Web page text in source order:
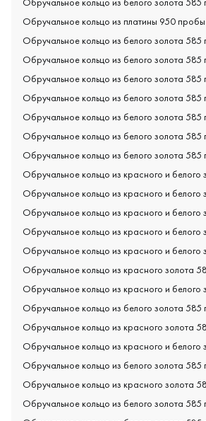
Обручальное кольцо из платины 950 пробы
Обручальное кольцо из белого золота
Обручальное кольцо из белого золота
Обручальное кольцо из белого золота
Обручальное кольцо из белого золота
Обручальное кольцо из белого золота
Обручальное кольцо из белого золота
Обручальное кольцо из белого золота
Обручальное кольцо из красного и
Обручальное кольцо из красного и
Обручальное кольцо из красного и
Обручальное кольцо из красного и
Обручальное кольцо из красного и
Обручальное кольцо из красного золота
Обручальное кольцо из красного и
Обручальное кольцо из белого золота
Обручальное кольцо из красного золота
Обручальное кольцо из красного и
Обручальное кольцо из белого золота
Обручальное кольцо из красного золота
Обручальное кольцо из белого золота